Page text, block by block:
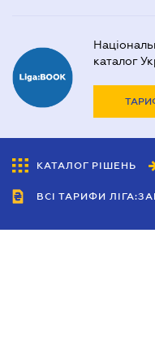
каталог
КАТАЛОГ РІШЕНЬ
ВСІ ТАРИФИ